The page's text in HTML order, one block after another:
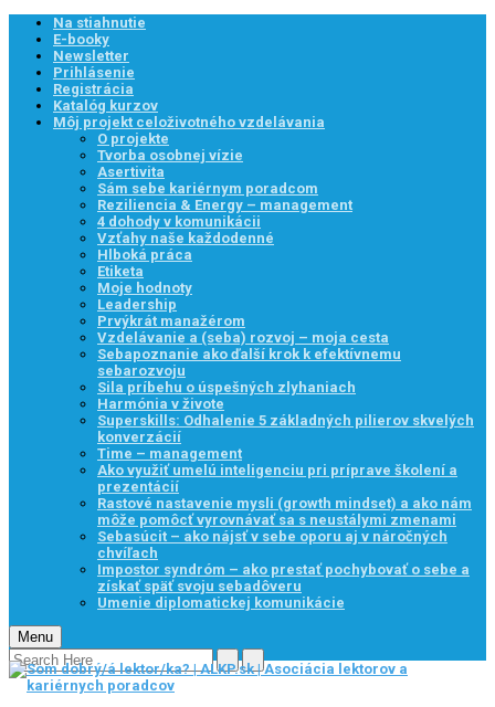
Na stiahnutie
E-booky
Newsletter
Prihlásenie
Registrácia
Katalóg kurzov
Môj projekt celoživotného vzdelávania
O projekte
Tvorba osobnej vízie
Asertivita
Sám sebe kariérnym poradcom
Reziliencia & Energy – management
4 dohody v komunikácii
Vzťahy naše každodenné
Hlboká práca
Etiketa
Moje hodnoty
Leadership
Prvýkrát manažérom
Vzdelávanie a (seba) rozvoj – moja cesta
Sebapoznanie ako ďalší krok k efektívnemu
sebarozvoju
Sila príbehu o úspešných zlyhaniach
Harmónia v živote
Superskills: Odhalenie 5 základných pilierov skvelých
konverzácií
Time – management
Ako využiť umelú inteligenciu pri príprave školení a
prezentácií
Rastové nastavenie mysli (growth mindset) a ako nám
môže pomôcť vyrovnávať sa s neustálymi zmenami
Sebasúcit – ako nájsť v sebe oporu aj v náročných
chvíľach
Impostor syndróm – ako prestať pochybovať o sebe a
získať späť svoju sebadôveru
Umenie diplomatickej komunikácie
Menu